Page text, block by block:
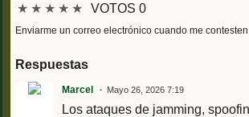
★ ★ ★ ★ ★ VOTOS 0
Enviarme un correo electrónico cuando me
Respuestas
Marcel Mayo 26, 2026 7:19
Los ataques de jamming,